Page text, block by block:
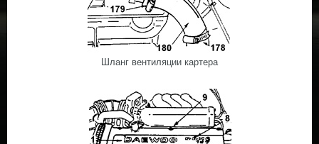
Шланг вентиляции картера